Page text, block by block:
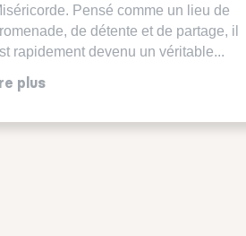
Pensé comme un lieu de
de détente et de partage, il
rapidement devenu un véritable...
plus